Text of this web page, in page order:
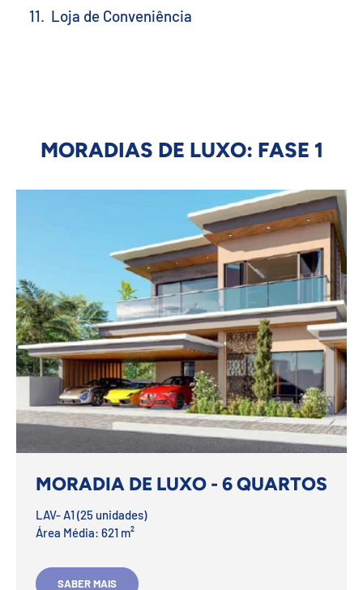
Loja de Conveniência
MORADIAS DE LUXO: FASE 1
MORADIA DE LUXO - 6 QUARTOS
LAV- A1 (25 unidades)
Área Média: 621 m²
SABER MAIS